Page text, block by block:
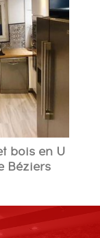
bois en U
Béziers